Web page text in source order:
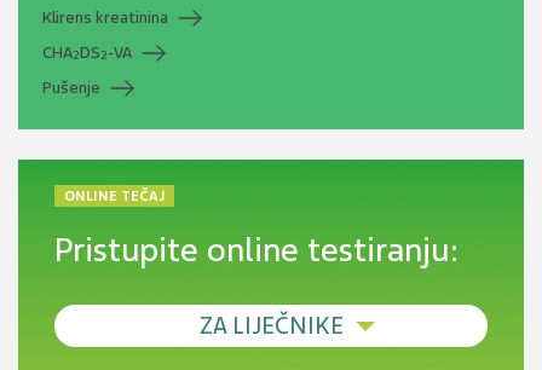
Klirens kreatinina
CHA2DS2-VA
Pušenje
ONLINE TEČAJ
Pristupite online testiranju:
ZA LIJEČNIKE